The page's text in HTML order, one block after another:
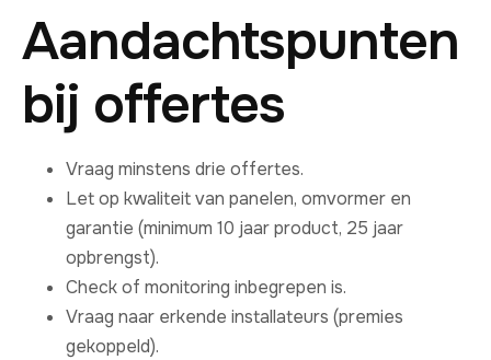
Aandachtspunten
bij offertes
Vraag minstens drie offertes.
Let op kwaliteit van panelen, omvormer en
garantie (minimum 10 jaar product, 25 jaar
opbrengst).
Check of monitoring inbegrepen is.
Vraag naar erkende installateurs (premies
gekoppeld).